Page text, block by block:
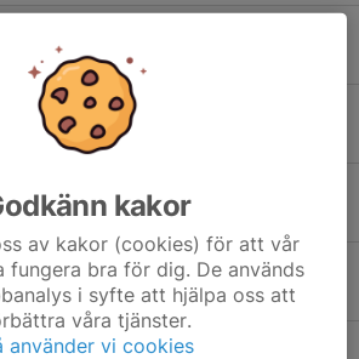
0
Lindsdal 27/6
torsdag
0
0
kakor
av kakor (cookies) för att vår
fungera bra för dig. De används
i syfte att hjälpa oss att
våra tjänster.
använder vi cookies